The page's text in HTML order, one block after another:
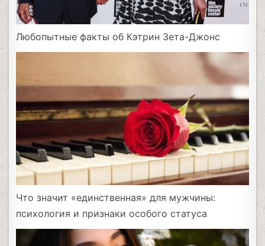
Любопытные факты об Кэтрин Зета-Джонс
Что значит «единственная» для мужчины:
психология и признаки особого статуса